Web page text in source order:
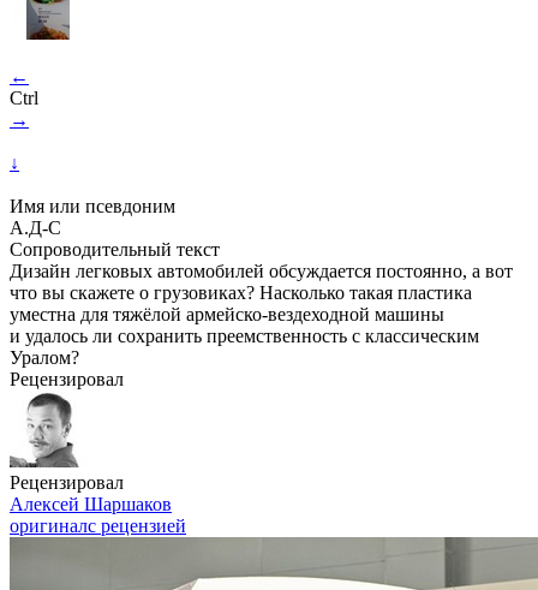
←
Ctrl
→
↓
Имя или псевдоним
А.Д-С
Сопроводительный текст
Дизайн легковых автомобилей обсуждается постоянно, а вот
что вы скажете о грузовиках? Насколько такая пластика
уместна для тяжёлой армейско-вездеходной машины
и удалось ли сохранить преемственность с классическим
Уралом?
Рецензировал
Рецензировал
Алексей Шаршаков
оригиналс рецензией